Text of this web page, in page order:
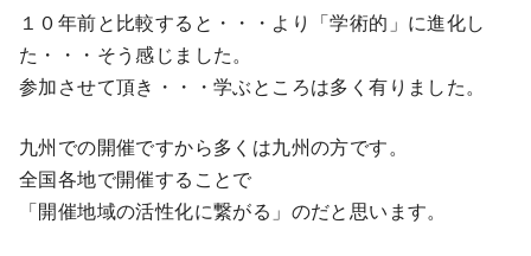
１０年前と比較すると・・・より「学術的」に進化し
た・・・そう感じました。
参加させて頂き・・・学ぶところは多く有りました。
九州での開催ですから多くは九州の方です。
全国各地で開催することで
「開催地域の活性化に繋がる」のだと思います。